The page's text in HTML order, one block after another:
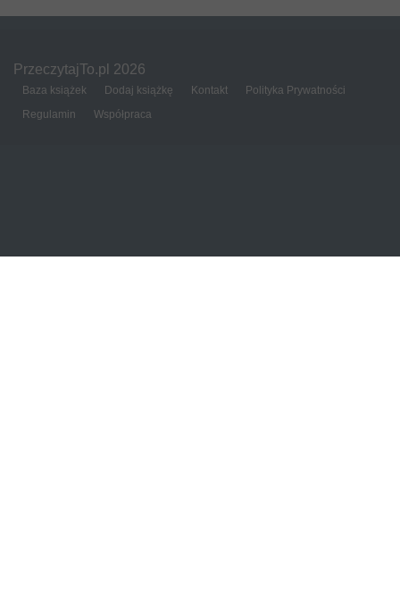
PrzeczytajTo.pl 2026
Baza książek Dodaj książkę Kontakt
Polityka Prywatności
Regulamin
Współpraca